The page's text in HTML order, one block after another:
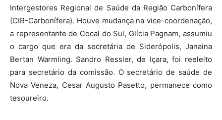
Intergestores Regional de Saúde da Região Carbonífera
(CIR-Carbonífera). Houve mudança na vice-coordenação,
a representante de Cocal do Sul, Glícia Pagnam, assumiu
o cargo que era da secretária de Siderópolis, Janaina
Bertan Warmling. Sandro Ressler, de Içara, foi reeleito
para secretário da comissão. O secretário de saúde de
Nova Veneza, Cesar Augusto Pasetto, permanece como
tesoureiro.